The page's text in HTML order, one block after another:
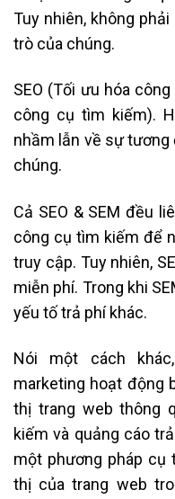
Tuy nhiên, không
trò của chúng.
SEO (Tối ưu hóa
công cụ tìm kiếm).
nhầm lẫn về sự
chúng.
Cả SEO & SEM đều
công cụ tìm kiếm để
truy cập. Tuy nhiên,
miễn phí. Trong khi
yếu tố trả phí khác.
Nói một cách
marketing hoạt động
thị trang web thông
kiếm và quảng cáo
một phương pháp cụ
thị của trang web